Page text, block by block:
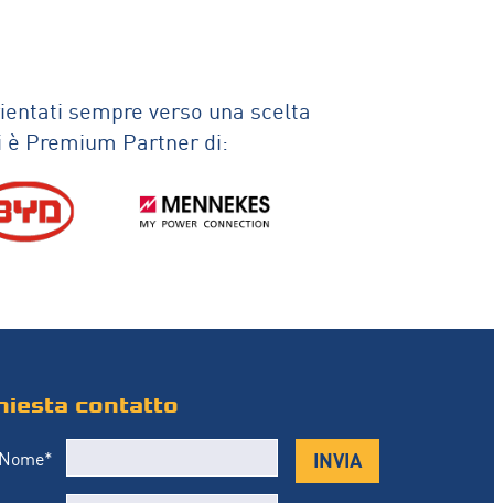
sempre verso una scelta
Premium Partner di:
contatto
Nome* INVIA